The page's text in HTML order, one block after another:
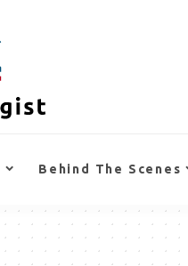
Behind The Scenes